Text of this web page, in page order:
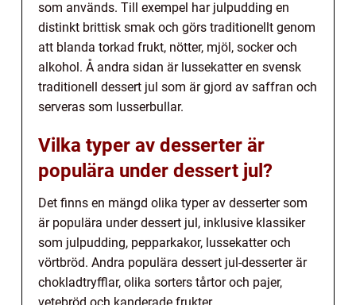
som används. Till exempel har julpudding en
distinkt brittisk smak och görs traditionellt genom
att blanda torkad frukt, nötter, mjöl, socker och
alkohol. Å andra sidan är lussekatter en svensk
traditionell dessert jul som är gjord av saffran och
serveras som lusserbullar.
Vilka typer av desserter är
populära under dessert jul?
Det finns en mängd olika typer av desserter som
är populära under dessert jul, inklusive klassiker
som julpudding, pepparkakor, lussekatter och
vörtbröd. Andra populära dessert jul-desserter är
chokladtryfflar, olika sorters tårtor och pajer,